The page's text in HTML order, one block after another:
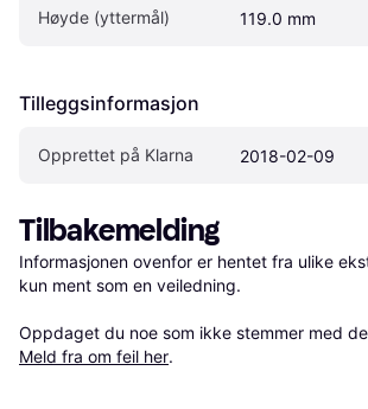
Høyde (yttermål) 119.0 mm
Tilleggsinformasjon
Opprettet på Klarna 2018-02-09
Tilbakemelding
Informasjonen ovenfor er hentet fra ulike
kun ment som en veiledning.
Oppdaget du noe som ikke stemmer med
Meld fra om feil her.